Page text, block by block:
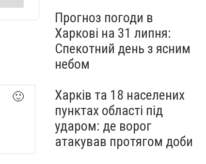
🙂
що найчастіше стаються
ДТП на Харківщині
Прогноз погоди в
Харкові на 31 липня:
Спекотний день з ясним
небом
Харків та 18 населених
пунктах області під
ударом: де ворог
атакував протягом доби